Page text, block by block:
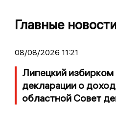
Главные
08/08/2026 11:21
Липецкий
декларации о
областной Совет